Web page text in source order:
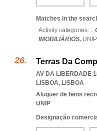
Matches in the
Activity categories: ...
IMOBILIÁRIOS,
Terras Da
AV DA LIBERDADE
LISBOA, LISBOA
Aluguer de bens
UNIP
Designação